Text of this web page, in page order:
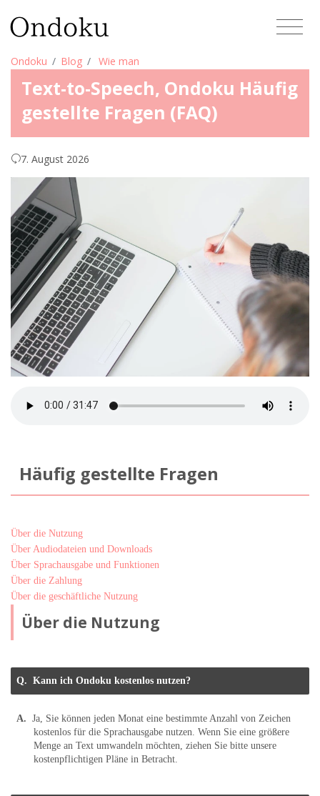
Ondoku Blog Wie man
Text-to-Speech, Ondoku Häufig
gestellte Fragen (FAQ)
7. August 2026
Häufig gestellte Fragen
Über die Nutzung
Über Audiodateien und Downloads
Über Sprachausgabe und Funktionen
Über die Zahlung
Über die geschäftliche Nutzung
Über die Nutzung
Kann ich Ondoku kostenlos nutzen?
Ja, Sie können jeden Monat eine bestimmte Anzahl von Zeichen
kostenlos für die Sprachausgabe nutzen. Wenn Sie eine größere
Menge an Text umwandeln möchten, ziehen Sie bitte unsere
kostenpflichtigen Pläne in Betracht.